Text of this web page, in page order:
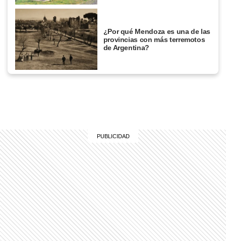
¿Por qué Mendoza es una de las
provincias con más terremotos
de Argentina?